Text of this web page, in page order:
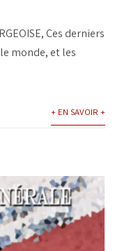
Ces derniers
monde, et les
+ EN SAVOIR +